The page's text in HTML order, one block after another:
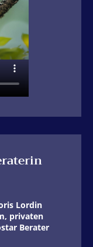
Lordin
privaten
Berater